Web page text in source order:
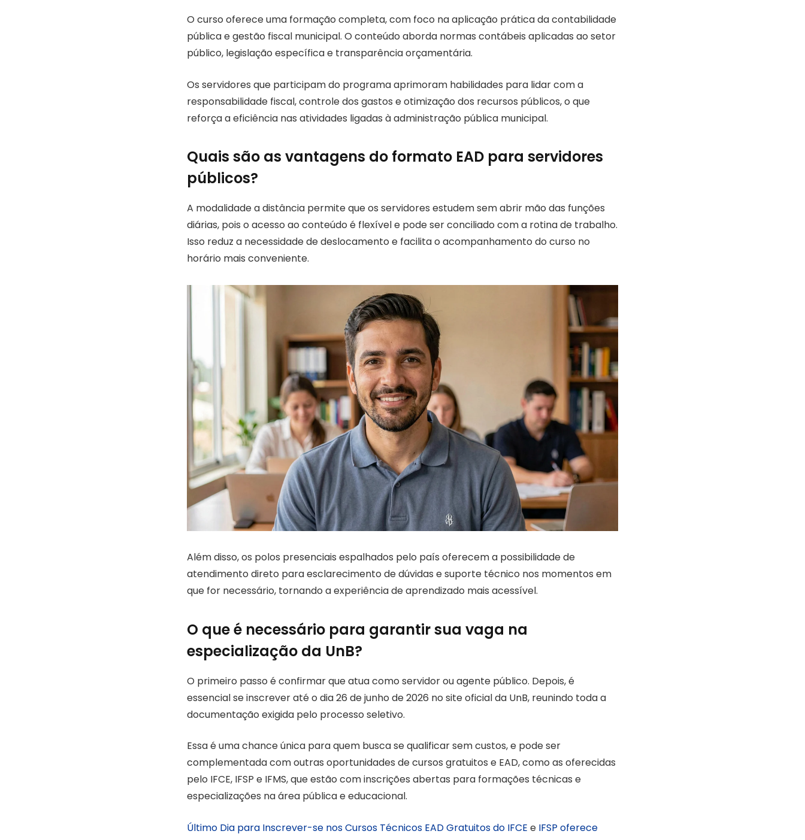
O curso oferece uma formação completa, com foco na aplicação prática da contabilidade
pública e gestão fiscal municipal. O conteúdo aborda normas contábeis aplicadas ao setor
público, legislação específica e transparência orçamentária.
Os servidores que participam do programa aprimoram habilidades para lidar com a
responsabilidade fiscal, controle dos gastos e otimização dos recursos públicos, o que
reforça a eficiência nas atividades ligadas à administração pública municipal.
Quais são as vantagens do formato EAD para servidores
públicos?
A modalidade a distância permite que os servidores estudem sem abrir mão das funções
diárias, pois o acesso ao conteúdo é flexível e pode ser conciliado com a rotina de trabalho.
Isso reduz a necessidade de deslocamento e facilita o acompanhamento do curso no
horário mais conveniente.
Além disso, os polos presenciais espalhados pelo país oferecem a possibilidade de
atendimento direto para esclarecimento de dúvidas e suporte técnico nos momentos em
que for necessário, tornando a experiência de aprendizado mais acessível.
O que é necessário para garantir sua vaga na
especialização da UnB?
O primeiro passo é confirmar que atua como servidor ou agente público. Depois, é
essencial se inscrever até o dia 26 de junho de 2026 no site oficial da UnB, reunindo toda a
documentação exigida pelo processo seletivo.
Essa é uma chance única para quem busca se qualificar sem custos, e pode ser
complementada com outras oportunidades de cursos gratuitos e EAD, como as oferecidas
pelo IFCE, IFSP e IFMS, que estão com inscrições abertas para formações técnicas e
especializações na área pública e educacional.
Último Dia para Inscrever-se nos Cursos Técnicos EAD Gratuitos do IFCE e IFSP oferece